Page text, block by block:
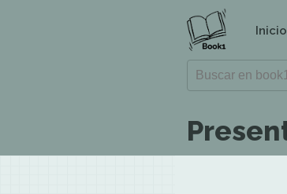
Inicio